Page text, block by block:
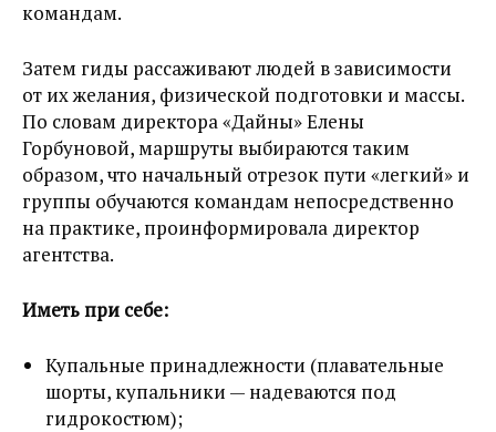
командам.
Затем гиды рассаживают людей в зависимости
от их желания, физической подготовки и массы.
По словам директора «Дайны» Елены
Горбуновой, маршруты выбираются таким
образом, что начальный отрезок пути «легкий» и
группы обучаются командам непосредственно
на практике, проинформировала директор
агентства.
Иметь при себе:
Купальные принадлежности (плавательные
шорты, купальники — надеваются под
гидрокостюм);